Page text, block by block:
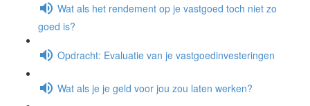
Wat als het rendement op je vastgoed toch niet zo
goed is?
Opdracht: Evaluatie van je vastgoedinvesteringen
Wat als je je geld voor jou zou laten werken?